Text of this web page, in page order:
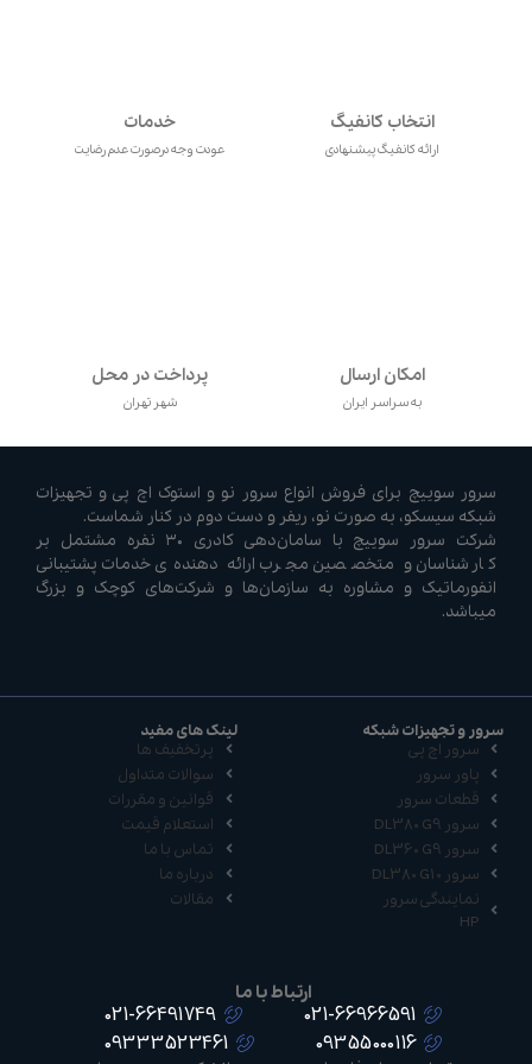
انتخاب کانفیگ
ارائه کانفیگ پیشنهادی
خدمات
عودت وجه درصورت عدم رضایت
امکان ارسال
به سراسر ایران
پرداخت در محل
شهر تهران
سرور سوییچ برای فروش انواع سرور نو و استوک اچ پی و تجهیزات
شبکه سیسکو، به صورت نو، ریفر و دست دوم در کنار شماست.
شرکت سرور سوییچ با سامان‌دهی کادری ۳۰ نفره مشتمل بر
کارشناسان و متخصصین مجرب ارائه دهنده‌ی خدمات پشتیبانی
انفورماتیک و مشاوره به سازمان‌ها و شرکت‌های کوچک و بزرگ
میباشد.
سرور و تجهیزات شبکه
سرور اچ پی
پاور سرور
قطعات سرور
سرور DL380 G9
سرور DL360 G9
سرور DL380 G10
نمایندگی سرور
HP
لینک های مفید
پرتخفیف ها
سوالات متداول
قوانین و مقررات
استعلام قیمت
تماس با ما
درباره ما
مقالات
ارتباط با ما
021-66966591
021-66491749
09355000116
09333523461